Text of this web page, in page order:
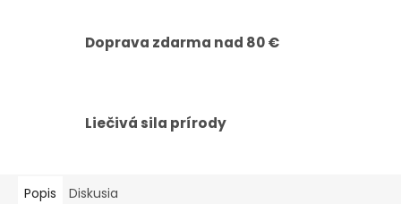
Doprava zdarma nad 80 €
Liečivá sila prírody
Popis Diskusia